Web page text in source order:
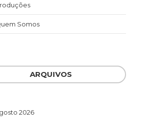
Somos
ARQUIVOS
2026